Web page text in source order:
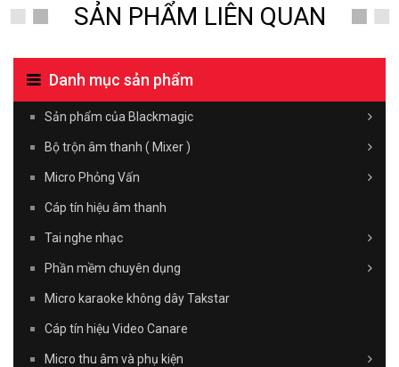
SẢN PHẨM LIÊN QUAN
Danh mục sản phẩm
Sản phẩm của Blackmagic
Bộ trộn âm thanh ( Mixer )
Micro Phỏng Vấn
Cáp tín hiệu âm thanh
Tai nghe nhạc
Phần mềm chuyên dụng
Micro karaoke không dây Takstar
Cáp tín hiệu Video Canare
Micro thu âm và phụ kiện